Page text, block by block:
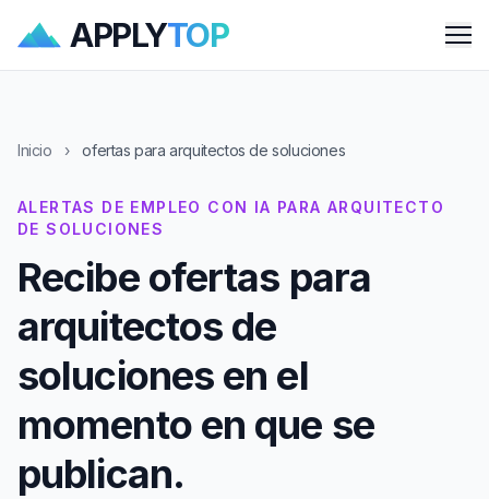
APPLYTOP
Inicio › ofertas para arquitectos de soluciones
ALERTAS DE EMPLEO CON IA PARA ARQUITECTO
DE SOLUCIONES
Recibe ofertas para
arquitectos de
soluciones en el
momento en que se
publican.